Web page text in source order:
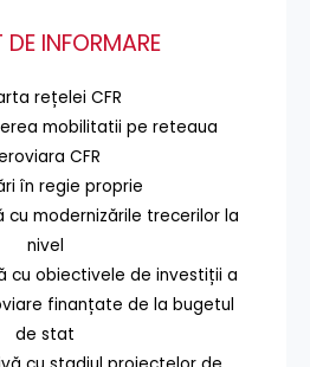
INFORMARE
rețelei CFR
mobilitatii pe reteaua
CFR
în regie proprie
modernizările trecerilor la
nivel
cu obiectivele de investiții a
finanțate de la bugetul
de stat